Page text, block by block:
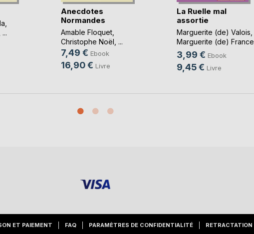
, ...
Anecdotes
Normandes
Amable Floquet,
Christophe Noël , ...
7,49 € Ebook
16,90 € Livre
La Ruelle mal
assortie
Marguerite (de) Valois
Marguerite (de) France
...
3,99 € Ebook
9,45 € Livre
ET PAIEMENT FAQ PARAMÈTRES DE CONFIDENTIALITÉ RETRACTATION